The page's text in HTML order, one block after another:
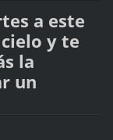
a este
y te
la
un